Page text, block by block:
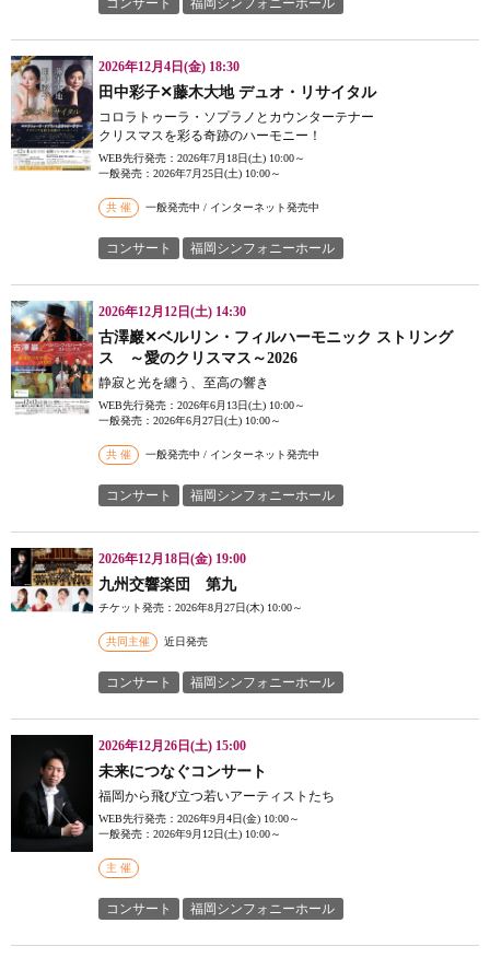
2026年12月4日(金) 18:30
田中彩子✕藤木大地 デュオ・リサイタル
コロラトゥーラ・ソプラノとカウンターテナー
クリスマスを彩る奇跡のハーモニー！
WEB先行発売：2026年7月18日(土) 10:00～
一般発売：2026年7月25日(土) 10:00～
共 催 一般発売中 / インターネット発売中
コンサート 福岡シンフォニーホール
2026年12月12日(土) 14:30
古澤巖✕ベルリン・フィルハーモニック ストリング
ス ～愛のクリスマス～2026
静寂と光を纏う、至高の響き
WEB先行発売：2026年6月13日(土) 10:00～
一般発売：2026年6月27日(土) 10:00～
共 催 一般発売中 / インターネット発売中
コンサート 福岡シンフォニーホール
2026年12月18日(金) 19:00
九州交響楽団 第九
チケット発売：2026年8月27日(木) 10:00～
共同主催 近日発売
コンサート 福岡シンフォニーホール
2026年12月26日(土) 15:00
未来につなぐコンサート
福岡から飛び立つ若いアーティストたち
WEB先行発売：2026年9月4日(金) 10:00～
一般発売：2026年9月12日(土) 10:00～
主 催
コンサート 福岡シンフォニーホール